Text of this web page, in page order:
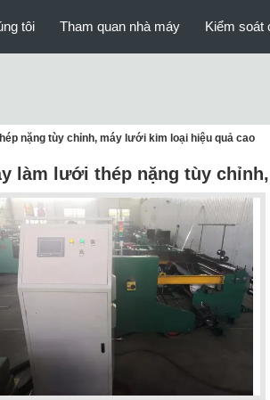
tôi Tham quan nhà máy Kiểm soát
nặng tùy chỉnh, máy lưới kim loại hiệu quả cao
làm lưới thép nặng tùy